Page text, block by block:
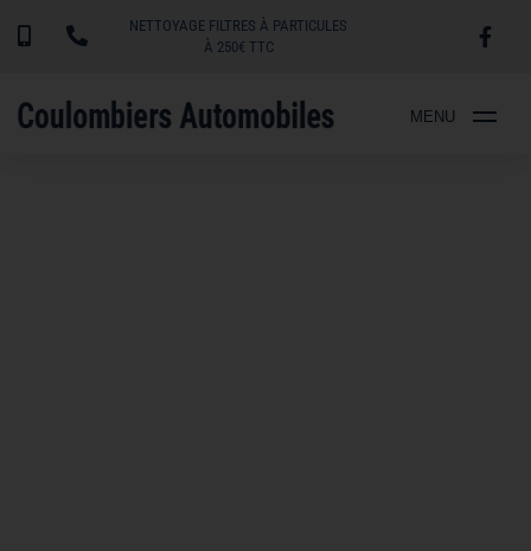
NETTOYAGE FILTRES À PARTICULES
À 250€ TTC
MENU